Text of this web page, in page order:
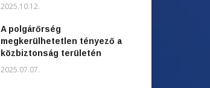
2025.10.12.
A polgárőrség
megkerülhetetlen tényező a
közbiztonság területén
2025.07.07.